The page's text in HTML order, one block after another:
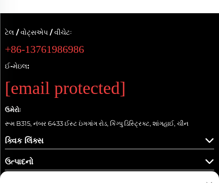
ટેલ / વોટ્સએપ / વીચેટઃ
+86-13761986986
ઈ-મેઇલ:
[email protected]
ઉમેરોઃ
રૂમ B315, નંબર 6433 ઈસ્ટ ઇંગગાંગ રોડ, કિંગ્પુ ડિસ્ટ્રિક્ટ, શાંગહાઈ, ચીન
ક્વિક લિંક્સ
ઉત્પાદનો